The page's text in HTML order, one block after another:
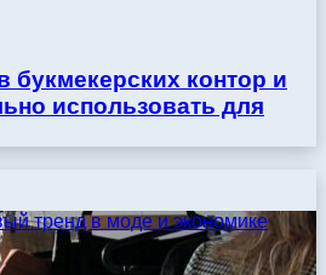
букмекерских контор и
использовать для
тренд в моде и экономике